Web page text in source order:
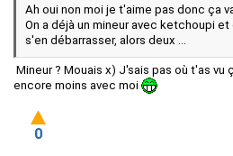
Ah oui non moi je t'aime pas donc ça
On a déjà un mineur avec ketchoupi et
s'en débarrasser, alors deux ...
Mineur ? Mouais x) J'sais pas où t'as
encore moins avec moi
0